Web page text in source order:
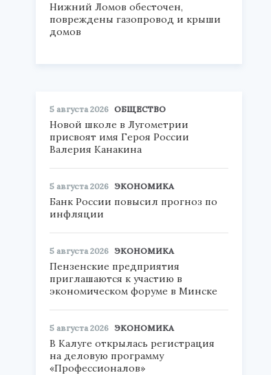
Нижний Ломов обесточен,
повреждены газопровод и крыши
домов
5 августа 2026 ОБЩЕСТВО
Новой школе в Лугометрии
присвоят имя Героя России
Валерия Канакина
5 августа 2026 ЭКОНОМИКА
Банк России повысил прогноз по
инфляции
5 августа 2026 ЭКОНОМИКА
Пензенские предприятия
приглашаются к участию в
экономическом форуме в Минске
5 августа 2026 ЭКОНОМИКА
В Калуге открылась регистрация
на деловую программу
«Профессионалов»